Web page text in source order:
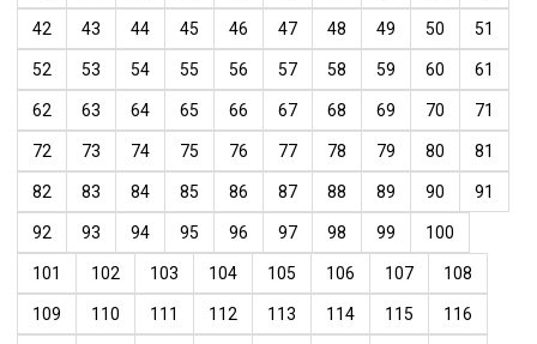
42 43 44 45 46 47 48 49 50 51
52 53 54 55 56 57 58 59 60 61
62 63 64 65 66 67 68 69 70 71
72 73 74 75 76 77 78 79 80 81
82 83 84 85 86 87 88 89 90 91
92 93 94 95 96 97 98 99 100
101 102 103 104 105 106 107 108
109 110 111 112 113 114 115 116